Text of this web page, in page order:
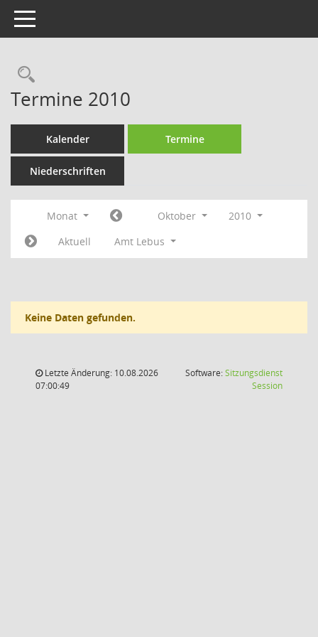
Toggle navigation
Rechercheauswahl
Termine 2010
Kalender Termine
Niederschriften
Monat Oktober
2010
Aktuell
Amt Lebus
Keine Daten gefunden.
Letzte Änderung: 10.08.2026
07:00:49
Software:Sitzungsdienst
Session(Wird in